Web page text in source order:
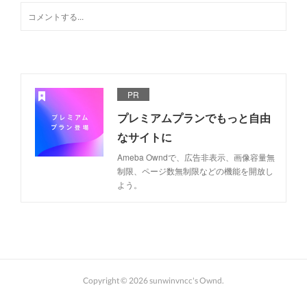
PR
プレミアムプランでもっと自由
なサイトに
Ameba Owndで、広告非表示、画像容量無
制限、ページ数無制限などの機能を開放し
よう。
Copyright © 2026sunwinvncc's Ownd.